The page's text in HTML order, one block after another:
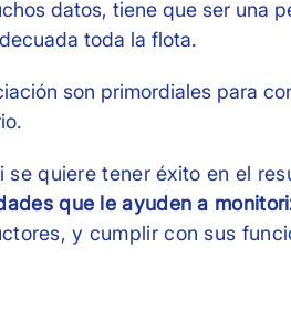
datos, tiene que ser una
toda la flota.
son primordiales para
quiere tener éxito en el
que le ayuden a
y cumplir con sus